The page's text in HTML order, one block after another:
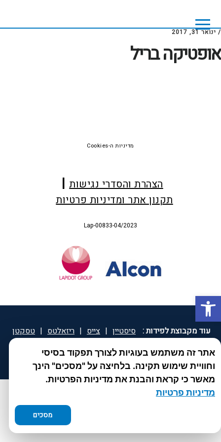
פתח סרגל נגישות
main
content
footer
/ ינואר 31, 2017
אופטיקה בריל
הצהרת והסדרי נגישות
תקנון אתר ומדיניות פרטיות
Lap-00833-04/2023
מדיניות ה-Cookies
אתר זה משתמש בעוגיות לצורך תפקוד בסיסי
וחוויית שימוש תקינה. בלחיצה על "מסכים" הינך
מאשר כי קראת והבנת את מדיניות הפרטיות.
מדיניות פרטיות
מסכים
עוד מקבוצת לפידות : סיסטיין | צייס | ריזאלטס | טסקטן
| ספאטון | ספיד גרון | יוטיפרו פלוס | קוקידנט |
DROPsept ®